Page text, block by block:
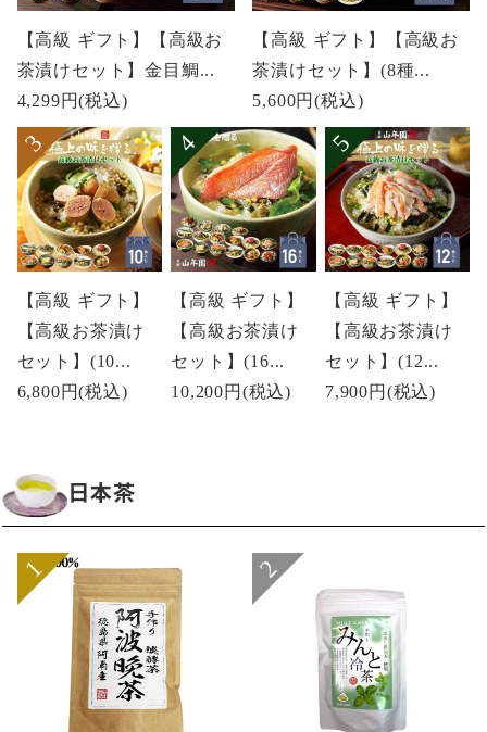
【高級 ギフト】【高級お
茶漬けセット】金目鯛...
4,299円(税込)
【高級 ギフト】【高級お
茶漬けセット】(8種...
5,600円(税込)
【高級 ギフト】
【高級お茶漬け
セット】(10...
6,800円(税込)
【高級 ギフト】
【高級お茶漬け
セット】(16...
10,200円 (税込)
【高級 ギフト】
【高級お茶漬け
セット】(12...
7,900円 (税込)
日本茶